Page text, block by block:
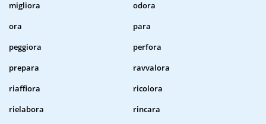
migliora
odora
ora
para
peggiora
perfora
prepara
ravvalora
riaffiora
ricolora
rielabora
rincara